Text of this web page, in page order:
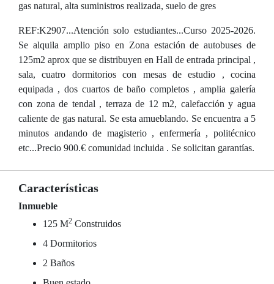
gas natural, alta suministros realizada, suelo de gres
REF:K2907...Atención solo estudiantes...Curso 2025-2026.
Se alquila amplio piso en Zona estación de autobuses de
125m2 aprox que se distribuyen en Hall de entrada principal ,
sala, cuatro dormitorios con mesas de estudio , cocina
equipada , dos cuartos de baño completos , amplia galería
con zona de tendal , terraza de 12 m2, calefacción y agua
caliente de gas natural. Se esta amueblando. Se encuentra a 5
minutos andando de magisterio , enfermería , politécnico
etc...Precio 900.€ comunidad incluida . Se solicitan garantías.
Características
Inmueble
125 M2 Construidos
4 Dormitorios
2 Baños